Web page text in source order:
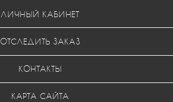
ЛИЧНЫЙ КАБИНЕТ
ОТСЛЕДИТЬ ЗАКАЗ
КОНТАКТЫ
КАРТА САЙТА